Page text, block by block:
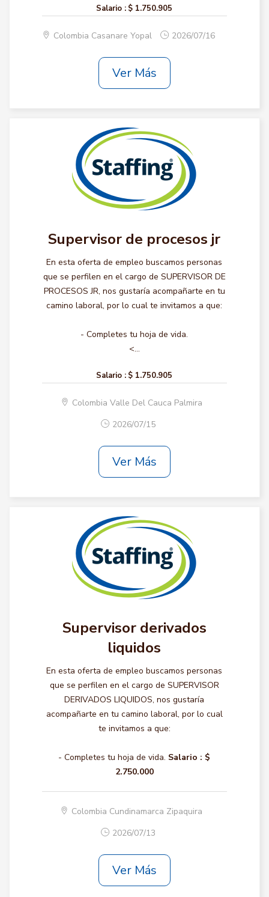
Salario : $ 1.750.905
Colombia Casanare Yopal 2026/07/16
Ver Más
Supervisor de procesos jr
En esta oferta de empleo buscamos personas
que se perfilen en el cargo de SUPERVISOR DE
PROCESOS JR, nos gustaría acompañarte en tu
camino laboral, por lo cual te invitamos a que:
- Completes tu hoja de vida.
<...
Salario : $ 1.750.905
Colombia Valle Del Cauca Palmira
2026/07/15
Ver Más
Supervisor derivados
liquidos
En esta oferta de empleo buscamos personas
que se perfilen en el cargo de SUPERVISOR
DERIVADOS LIQUIDOS, nos gustaría
acompañarte en tu camino laboral, por lo cual
te invitamos a que:
- Completes tu hoja de vida. Salario : $
2.750.000
Colombia Cundinamarca Zipaquira
2026/07/13
Ver Más